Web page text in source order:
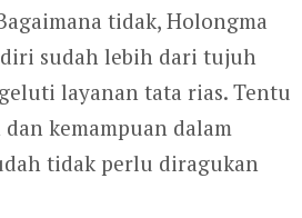
tidak, Holongma
sudah lebih dari tujuh
layanan tata rias. Tentu
kemampuan dalam
tidak perlu diragukan